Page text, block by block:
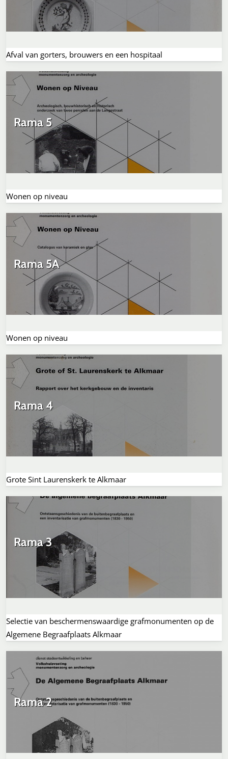
Afval van gorters, brouwers en een hospitaal
Rama 5
Wonen op niveau
Rama 5A
Wonen op niveau
Rama 4
Grote Sint Laurenskerk te Alkmaar
Rama 3
Selectie van beschermenswaardige grafmonumenten op de
Algemene Begraafplaats Alkmaar
Rama 2